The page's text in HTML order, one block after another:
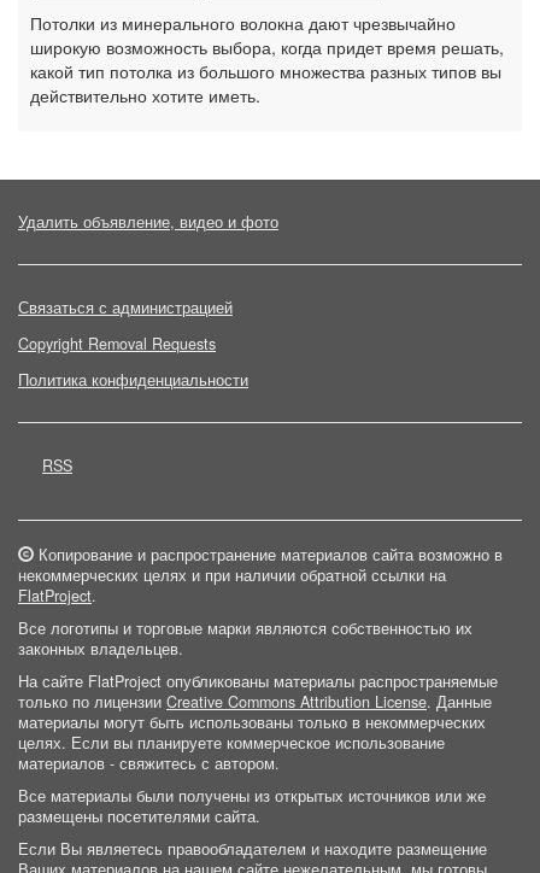
Потолки из минерального волокна дают чрезвычайно
широкую возможность выбора, когда придет время решать,
какой тип потолка из большого множества разных типов вы
действительно хотите иметь.
Удалить объявление, видео и фото
Связаться с администрацией
Copyright Removal Requests
Политика конфиденциальности
RSS
Копирование и распространение материалов сайта возможно в
некоммерческих целях и при наличии обратной ссылки на
FlatProject.
Все логотипы и торговые марки являются собственностью их
законных владельцев.
На сайте FlatProject опубликованы материалы распространяемые
только по лицензии Creative Commons Attribution License. Данные
материалы могут быть использованы только в некоммерческих
целях. Если вы планируете коммерческое использование
материалов - свяжитесь с автором.
Все материалы были получены из открытых источников или же
размещены посетителями сайта.
Если Вы являетесь правообладателем и находите размещение